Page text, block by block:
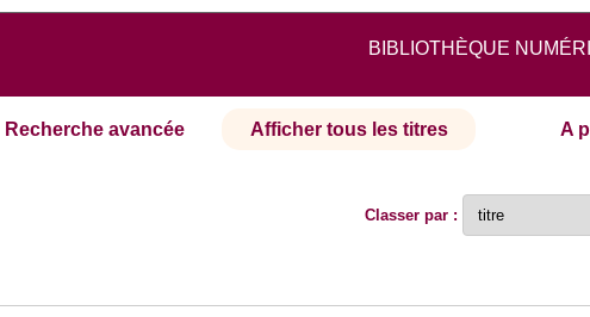
BIBLIOTHÈQUE
Recherche avancée Afficher tous les titres A
Classer par :